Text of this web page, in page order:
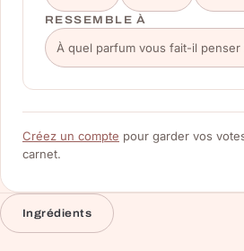
RESSEMBLE À
Créez un compte pour garder vos
carnet.
Ingrédients